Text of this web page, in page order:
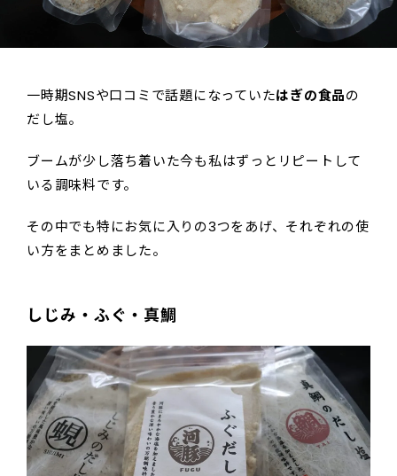
一時期SNSや口コミで話題になっていたはぎの食品の
だし塩。
ブームが少し落ち着いた今も私はずっとリピートして
いる調味料です。
その中でも特にお気に入りの3つをあげ、それぞれの使
い方をまとめました。
しじみ・ふぐ・真鯛